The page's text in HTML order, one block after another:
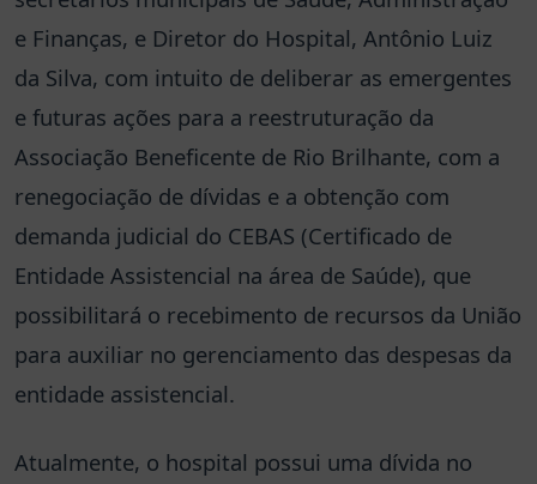
e Finanças, e Diretor do Hospital, Antônio Luiz
da Silva, com intuito de deliberar as emergentes
e futuras ações para a reestruturação da
Associação Beneficente de Rio Brilhante, com a
renegociação de dívidas e a obtenção com
demanda judicial do CEBAS (Certificado de
Entidade Assistencial na área de Saúde), que
possibilitará o recebimento de recursos da União
para auxiliar no gerenciamento das despesas da
entidade assistencial.
Atualmente, o hospital possui uma dívida no